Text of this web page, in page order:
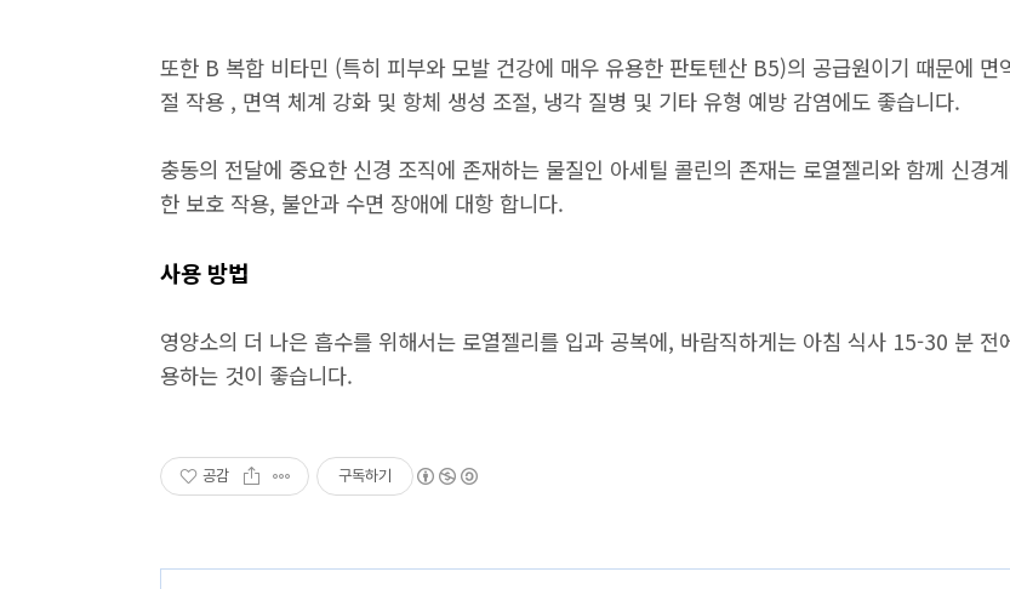
또한 B 복합 비타민 (특히 피부와 모발 건강에 매우 유용한 판토텐산 B5)의 공급원이기 때문에 면
절 작용 , 면역 체계 강화 및 항체 생성 조절, 냉각 질병 및 기타 유형 예방 감염에도 좋습니다.
충동의 전달에 중요한 신경 조직에 존재하는 물질인 아세틸 콜린의 존재는 로열젤리와 함께 신경
한 보호 작용, 불안과 수면 장애에 대항 합니다.
사용 방법
영양소의 더 나은 흡수를 위해서는 로열젤리를 입과 공복에, 바람직하게는 아침 식사 15-30 분 전
용하는 것이 좋습니다.
공감 구독하기